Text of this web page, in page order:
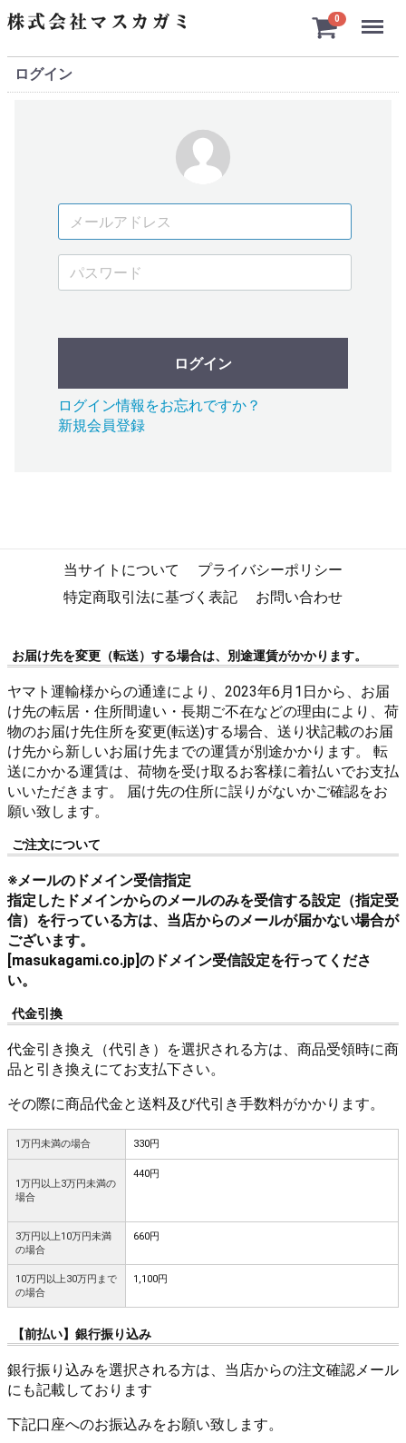
0 Menu
ログイン
ログイン
ログイン情報をお忘れですか？
新規会員登録
当サイトについて
プライバシーポリシー
特定商取引法に基づく表記
お問い合わせ
お届け先を変更（転送）する場合は、別途運賃がかかります。
ヤマト運輸様からの通達により、2023年6月1日から、お届
け先の転居・住所間違い・長期ご不在などの理由により、荷
物のお届け先住所を変更(転送)する場合、送り状記載のお届
け先から新しいお届け先までの運賃が別途かかります。 転
送にかかる運賃は、荷物を受け取るお客様に着払いでお支払
いいただきます。 届け先の住所に誤りがないかご確認をお
願い致します。
ご注文について
※メールのドメイン受信指定
指定したドメインからのメールのみを受信する設定（指定受
信）を行っている方は、当店からのメールが届かない場合が
ございます。
[masukagami.co.jp]のドメイン受信設定を行ってくださ
い。
代金引換
代金引き換え（代引き）を選択される方は、商品受領時に商
品と引き換えにてお支払下さい。
その際に商品代金と送料及び代引き手数料がかかります。
1万円未満の場合 330円
1万円以上3万円未満の
場合
440円
3万円以上10万円未満
の場合
660円
10万円以上30万円まで
の場合
1,100円
【前払い】銀行振り込み
銀行振り込みを選択される方は、当店からの注文確認メール
にも記載しております
下記口座へのお振込みをお願い致します。